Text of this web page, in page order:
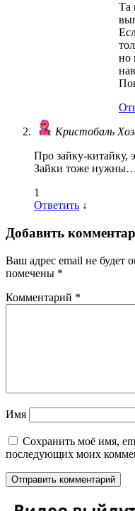
Та
но
Кристобаль
Про зайку-китайку,
Зайки тоже нужны…
1
Ответить ↓
Добавить
Ваш адрес email не будет
помечены *
Комментарий *
Имя
Сохранить моё имя,
последующих моих